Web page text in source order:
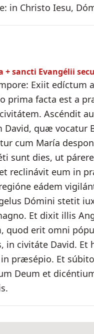
in Christo Iesu,
+ sancti Evangélii
Exiit edíctum
prima facta est a
Ascéndit
David, quæ vocatur
cum María
sunt dies, ut
reclinávit eum in
eádem
Dómini stetit
Et dixit illis
quod erit omni
in civitáte David.
præsépio. Et
Deum et